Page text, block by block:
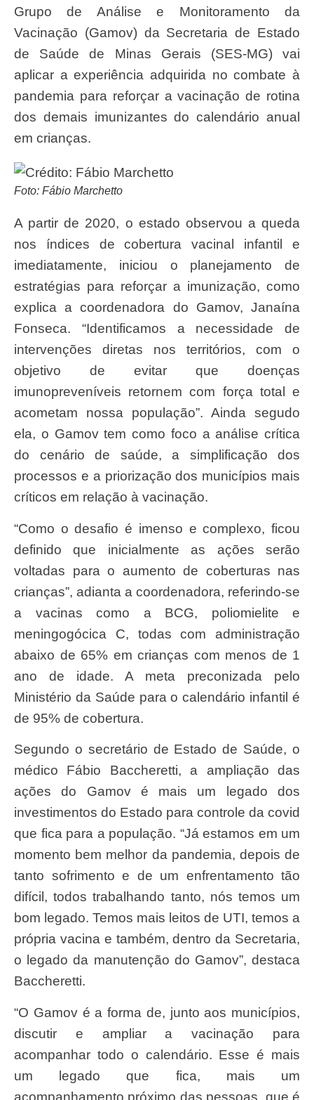
Grupo de Análise e Monitoramento da
Vacinação (Gamov) da Secretaria de Estado
de Saúde de Minas Gerais (SES-MG) vai
aplicar a experiência adquirida no combate à
pandemia para reforçar a vacinação de rotina
dos demais imunizantes do calendário anual
em crianças.
Foto: Fábio Marchetto
A partir de 2020, o estado observou a queda
nos índices de cobertura vacinal infantil e
imediatamente, iniciou o planejamento de
estratégias para reforçar a imunização, como
explica a coordenadora do Gamov, Janaína
Fonseca. “Identificamos a necessidade de
intervenções diretas nos territórios, com o
objetivo de evitar que doenças
imunopreveníveis retornem com força total e
acometam nossa população”. Ainda segudo
ela, o Gamov tem como foco a análise crítica
do cenário de saúde, a simplificação dos
processos e a priorização dos municípios mais
críticos em relação à vacinação.
“Como o desafio é imenso e complexo, ficou
definido que inicialmente as ações serão
voltadas para o aumento de coberturas nas
crianças”, adianta a coordenadora, referindo-se
a vacinas como a BCG, poliomielite e
meningogócica C, todas com administração
abaixo de 65% em crianças com menos de 1
ano de idade. A meta preconizada pelo
Ministério da Saúde para o calendário infantil é
de 95% de cobertura.
Segundo o secretário de Estado de Saúde, o
médico Fábio Baccheretti, a ampliação das
ações do Gamov é mais um legado dos
investimentos do Estado para controle da covid
que fica para a população. “Já estamos em um
momento bem melhor da pandemia, depois de
tanto sofrimento e de um enfrentamento tão
difícil, todos trabalhando tanto, nós temos um
bom legado. Temos mais leitos de UTI, temos a
própria vacina e também, dentro da Secretaria,
o legado da manutenção do Gamov”, destaca
Baccheretti.
“O Gamov é a forma de, junto aos municípios,
discutir e ampliar a vacinação para
acompanhar todo o calendário. Esse é mais
um legado que fica, mais um
acompanhamento próximo das pessoas, que é